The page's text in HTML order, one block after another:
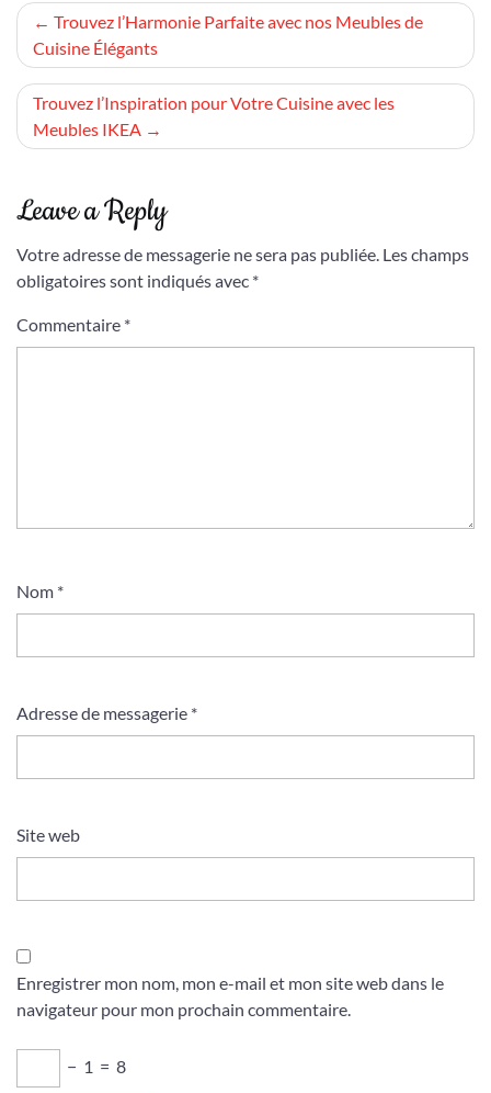
Navigation
de
l’article
Trouvez l’Harmonie Parfaite avec nos Meubles de
Cuisine Élégants
Trouvez l’Inspiration pour Votre Cuisine avec les
Meubles IKEA
Leave a Reply
Votre adresse de messagerie ne sera pas publiée. Les champs
obligatoires sont indiqués avec *
Commentaire *
Nom *
Adresse de messagerie *
Site web
Enregistrer mon nom, mon e-mail et mon site web dans le
navigateur pour mon prochain commentaire.
− 1 = 8